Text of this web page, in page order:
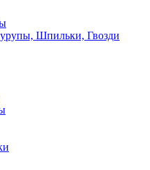
Шпильки, Гвозди